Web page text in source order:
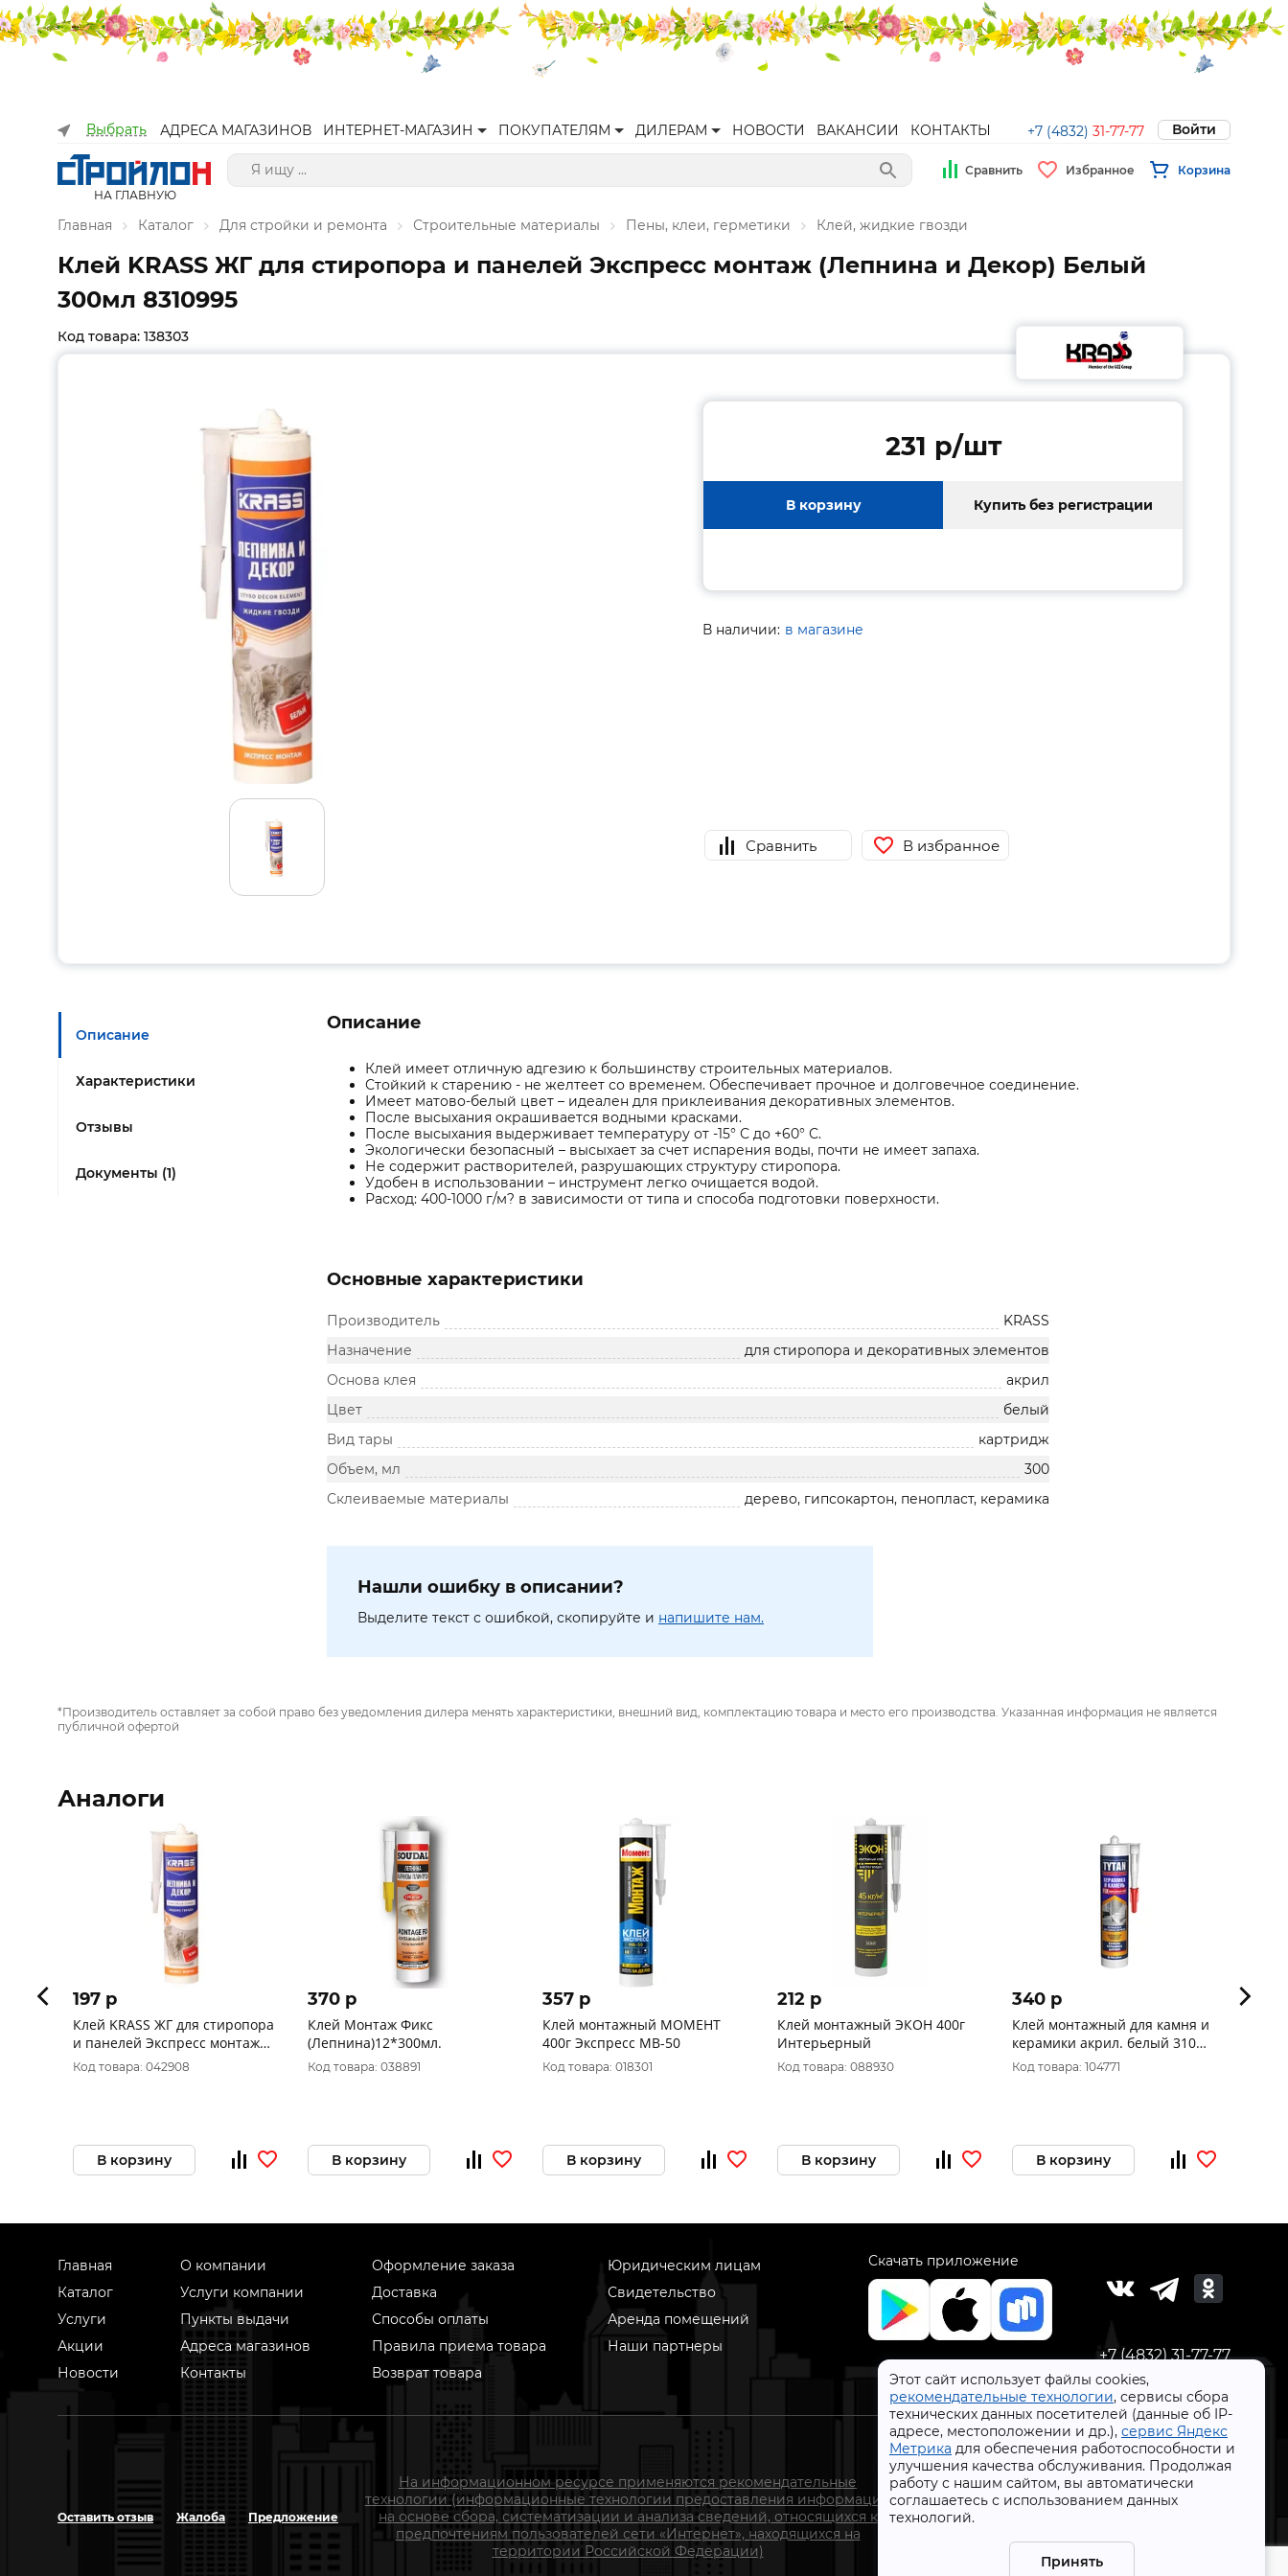
Выбрать АДРЕСА МАГАЗИНОВ ИНТЕРНЕТ-МАГАЗИН ПОКУПАТЕЛЯМ ДИЛЕРАМ НОВОСТИ ВАКАНСИИ КОНТАКТЫ +7 (4832) 31-77-77 Войти
НА ГЛАВНУЮ
Сравнить Избранное Корзина
Главная Каталог Для стройки и ремонта Строительные материалы Пены, клеи, герметики Клей, жидкие гвозди
Этот сайт использует файлы cookies,
рекомендательные технологии, сервисы сбора
технических данных посетителей (данные об IP-
адресе, местоположении и др.), сервис Яндекс
Метрика для обеспечения работоспособности и
улучшения качества обслуживания. Продолжая
работу с нашим сайтом, вы автоматически
соглашаетесь с использованием данных
технологий.
Принять
Клей KRASS ЖГ для стиропора и панелей Экспресс монтаж (Лепнина и Декор) Белый
300мл 8310995
Код товара: 138303
231 p/шт
В корзину Купить без регистрации
В наличии: в магазине
Сравнить В избранное
Описание
Характеристики
Отзывы
Документы (1)
Описание
Клей имеет отличную адгезию к большинству строительных материалов.
Стойкий к старению - не желтеет со временем. Обеспечивает прочное и долговечное соединение.
Имеет матово-белый цвет – идеален для приклеивания декоративных элементов.
После высыхания окрашивается водными красками.
После высыхания выдерживает температуру от -15° С до +60° С.
Экологически безопасный – высыхает за счет испарения воды, почти не имеет запаха.
Не содержит растворителей, разрушающих структуру стиропора.
Удобен в использовании – инструмент легко очищается водой.
Расход: 400-1000 г/м? в зависимости от типа и способа подготовки поверхности.
Основные характеристики
Производитель
KRASS
Назначение
для стиропора и декоративных элементов
Основа клея
акрил
Цвет
белый
Вид тары
картридж
Объем, мл
300
Склеиваемые материалы
дерево, гипсокартон, пенопласт, керамика
Нашли ошибку в описании?
Выделите текст с ошибкой, скопируйте и напишите нам.
*Производитель оставляет за собой право без уведомления дилера менять характеристики, внешний вид, комплектацию товара и место его производства. Указанная информация не является
публичной офертой
Аналоги
197 p
Клей KRASS ЖГ для стиропора
и панелей Экспресс монтаж
(Лепнина и Декор) Бел 0,25 л
9592560
Код товара: 042908
В корзину
370 p
Клей Монтаж Фикс
(Лепнина)12*300мл.
Код товара: 038891
В корзину
357 p
Клей монтажный МОМЕНТ
400г Экспресс МВ-50
Код товара: 018301
В корзину
212 p
Клей монтажный ЭКОН 400г
Интерьерный
Код товара: 088930
В корзину
340 p
Клей монтажный для камня и
керамики акрил. белый 310
мл (12)"TYTAN PROFESSIONAL"
РОССИЯ
Код товара: 104771
В корзину
224
Главная
Каталог
Услуги
Акции
Новости
О компании
Услуги компании
Пункты выдачи
Адреса магазинов
Контакты
Оформление заказа
Доставка
Способы оплаты
Правила приема товара
Возврат товара
Юридическим лицам
Свидетельство
Аренда помещений
Наши партнеры
Скачать приложение
+7 (4832) 31-77-77
Оставить отзыв Жалоба Предложение
На информационном ресурсе применяются рекомендательные
технологии (информационные технологии предоставления информации
на основе сбора, систематизации и анализа сведений, относящихся к
предпочтениям пользователей сети «Интернет», находящихся на
территории Российской Федерации)
СтройлоН 1998-2026 г.
Публичная оферта
Обработка персональных данных
Политика конфиденциальности сервисов Яндекс